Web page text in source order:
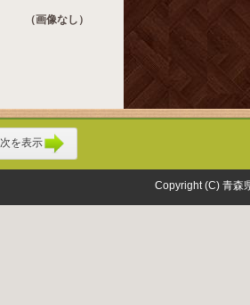
（画像なし）
次を表示
Copyright (C) 青森